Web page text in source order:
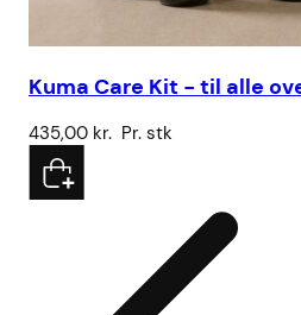
Kuma Care Kit - til alle
435,00 kr. Pr. stk